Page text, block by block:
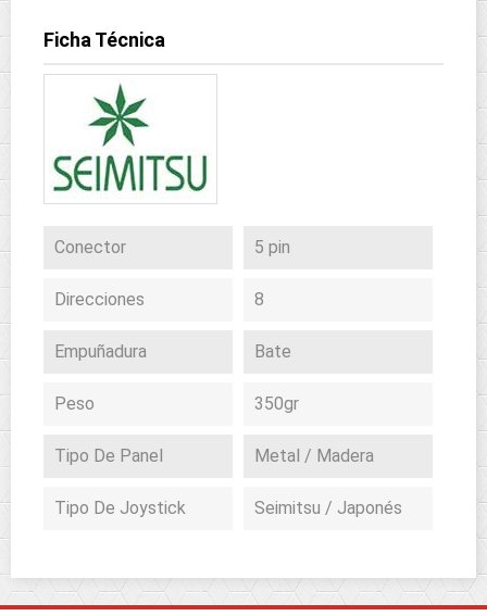
Ficha Técnica
Conector 5 pin
Direcciones 8
Empuñadura Bate
Peso 350gr
Tipo De Panel Metal / Madera
Tipo De Joystick Seimitsu / Japonés